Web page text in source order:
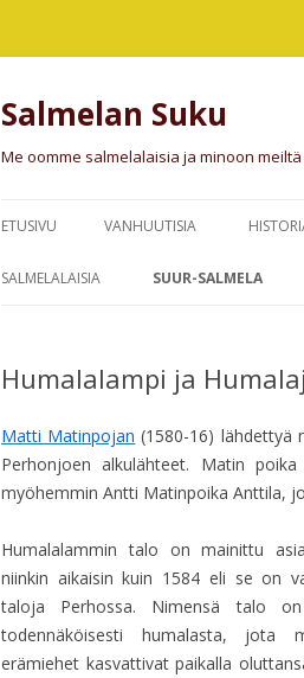
Salmelan Suku
Me oomme salmelalaisia ja minoon meiltä
ETUSIVU VANHUUTISIA
JUHO
SALMELALAISIA
SANDRA
SULO SALMELA, SALMELAN
TAITEILIJA LEENA SALMELA
SALMELIINI (1840-76)
JUSSI SALMELA (1924-89),
SUUR-SALMELA
HAUKKA, HAUKILAHTI
RYTINIEMI 1757
HUMALALAMPI JA
Humalalampi ja
Matti Matinpojan (1580-16) lähdettyä
Perhonjoen alkulähteet. Matin poika
myöhemmin Antti Matinpoika Anttila,
Humalalammin talo on mainittu
niinkin aikaisin kuin 1584 eli se on
taloja Perhossa. Nimensä talo
todennäköisesti humalasta, jota
erämiehet kasvattivat paikalla